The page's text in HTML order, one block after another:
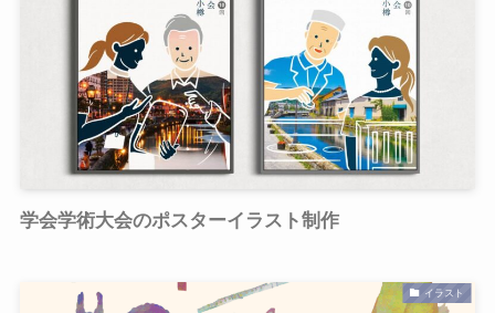
学会学術大会のポスターイラスト制作
イラスト